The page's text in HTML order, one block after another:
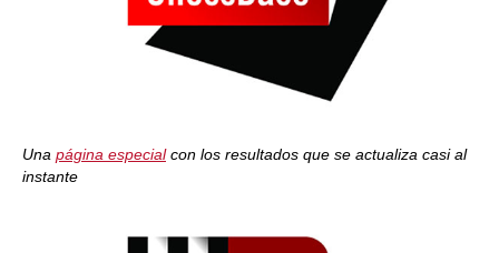
Una página especialcon los resultados que se actualiza casi al
instante